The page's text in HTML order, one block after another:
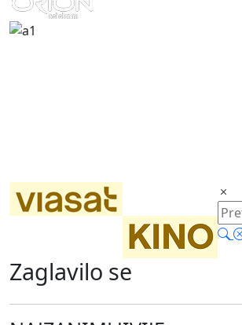
Zaglavilo se